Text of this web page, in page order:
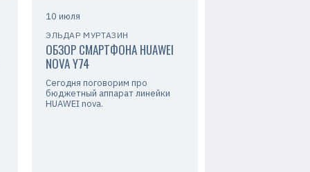
10 июля
ЭЛЬДАР МУРТАЗИН
ОБЗОР СМАРТФОНА HUAWEI
NOVA Y74
Сегодня поговорим про
бюджетный аппарат линейки
HUAWEI nova.